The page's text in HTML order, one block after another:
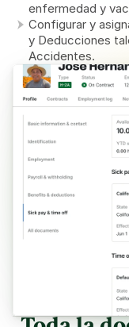
enfermedad y
Configurar y
y Deducciones
Accidentes.